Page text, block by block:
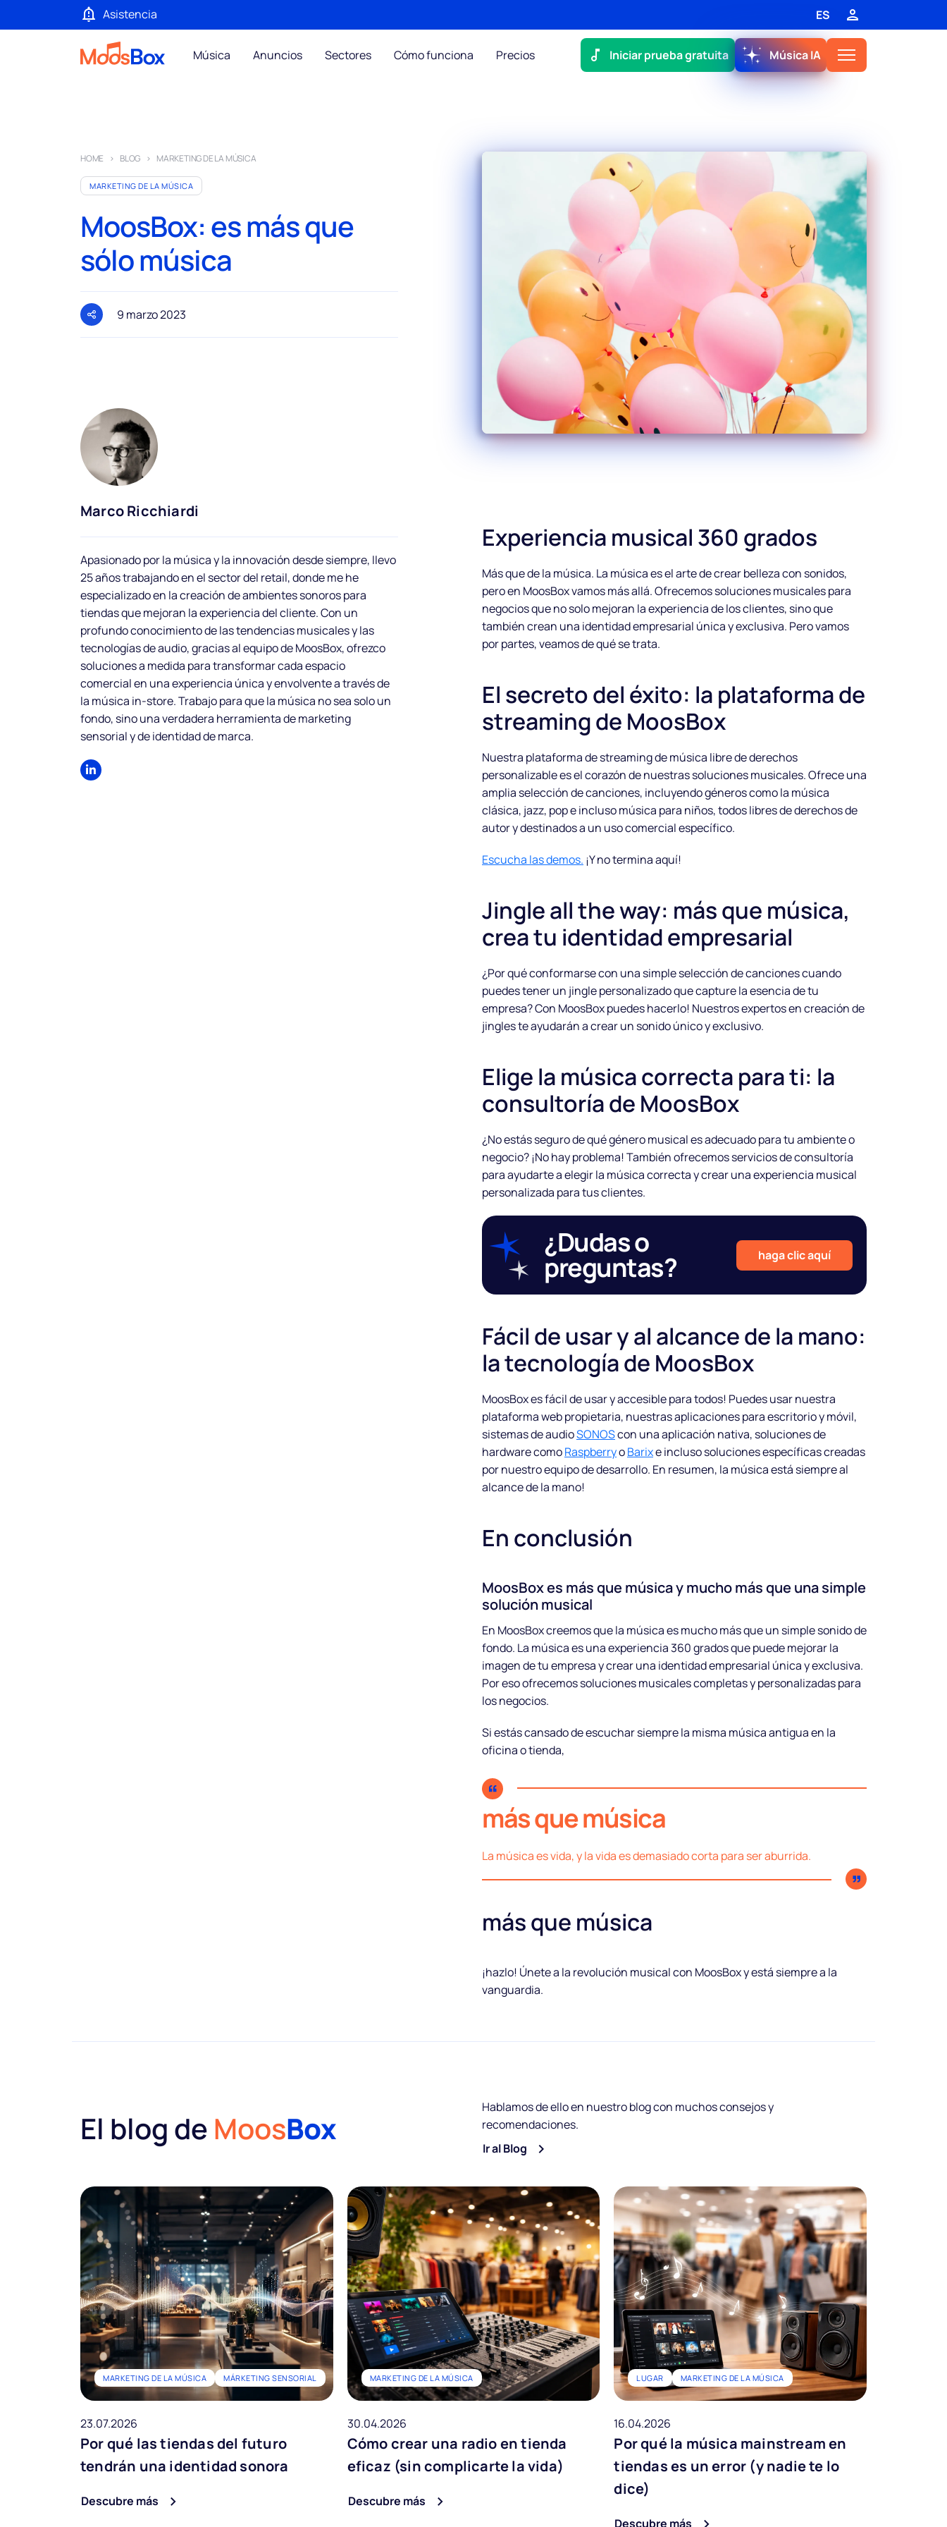
Asistencia ES
Música Anuncios Sectores Cómo funciona Precios Iniciar prueba gratuita Música IA
negocio
Música legal con todos los
derechos y anuncios
personalizados para vender más.
HOME BLOG MARKETING DE LA MÚSICA
MARKETING DE LA MÚSICA
MoosBox: es más que
sólo música
9 marzo 2023
Marco Ricchiardi
Apasionado por la música y la innovación desde siempre, llevo
25 años trabajando en el sector del retail, donde me he
especializado en la creación de ambientes sonoros para
tiendas que mejoran la experiencia del cliente. Con un
profundo conocimiento de las tendencias musicales y las
tecnologías de audio, gracias al equipo de MoosBox, ofrezco
soluciones a medida para transformar cada espacio
comercial en una experiencia única y envolvente a través de
la música in-store. Trabajo para que la música no sea solo un
fondo, sino una verdadera herramienta de marketing
sensorial y de identidad de marca.
Experiencia musical 360 grados
Más que de la música. La música es el arte de crear belleza con sonidos,
pero en MoosBox vamos más allá. Ofrecemos soluciones musicales para
negocios que no solo mejoran la experiencia de los clientes, sino que
también crean una identidad empresarial única y exclusiva. Pero vamos
por partes, veamos de qué se trata.
El secreto del éxito: la plataforma de
streaming de MoosBox
Nuestra plataforma de streaming de música libre de derechos
personalizable es el corazón de nuestras soluciones musicales. Ofrece una
amplia selección de canciones, incluyendo géneros como la música
clásica, jazz, pop e incluso música para niños, todos libres de derechos de
autor y destinados a un uso comercial específico.
Escucha las demos. ¡Y no termina aquí!
Jingle all the way: más que música,
crea tu identidad empresarial
¿Por qué conformarse con una simple selección de canciones cuando
puedes tener un jingle personalizado que capture la esencia de tu
empresa? Con MoosBox puedes hacerlo! Nuestros expertos en creación de
jingles te ayudarán a crear un sonido único y exclusivo.
Elige la música correcta para ti: la
consultoría de MoosBox
¿No estás seguro de qué género musical es adecuado para tu ambiente o
negocio? ¡No hay problema! También ofrecemos servicios de consultoría
para ayudarte a elegir la música correcta y crear una experiencia musical
personalizada para tus clientes.
¿Dudas o
preguntas? haga clic aquí
Fácil de usar y al alcance de la mano:
la tecnología de MoosBox
MoosBox es fácil de usar y accesible para todos! Puedes usar nuestra
plataforma web propietaria, nuestras aplicaciones para escritorio y móvil,
sistemas de audioSONOScon una aplicación nativa, soluciones de
hardware comoRaspberryoBarixe incluso soluciones específicas creadas
por nuestro equipo de desarrollo. En resumen, la música está siempre al
alcance de la mano!
En conclusión
MoosBox es más que música y mucho más que una simple
solución musical
En MoosBox creemos que la música es mucho más que un simple sonido de
fondo. La música es una experiencia 360 grados que puede mejorar la
imagen de tu empresa y crear una identidad empresarial única y exclusiva.
Por eso ofrecemos soluciones musicales completas y personalizadas para
los negocios.
Si estás cansado de escuchar siempre la misma música antigua en la
oficina o tienda,
más que música
La música es vida, y la vida es demasiado corta para ser aburrida.
más que música
¡hazlo! Únete a la revolución musical con MoosBox y está siempre a la
vanguardia.
El blog de MoosBox
Hablamos de ello en nuestro blog con muchos consejos y
recomendaciones.
Ir al Blog
MARKETING DE LA MÚSICA MÁRKETING SENSORIAL
23.07.2026
Por qué las tiendas del futuro
tendrán una identidad sonora
Descubre más
MARKETING DE LA MÚSICA
30.04.2026
Cómo crear una radio en tienda
eficaz (sin complicarte la vida)
Descubre más
LUGAR MARKETING DE LA MÚSICA
16.04.2026
Por qué la música mainstream en
tiendas es un error (y nadie te lo
dice)
Descubre más